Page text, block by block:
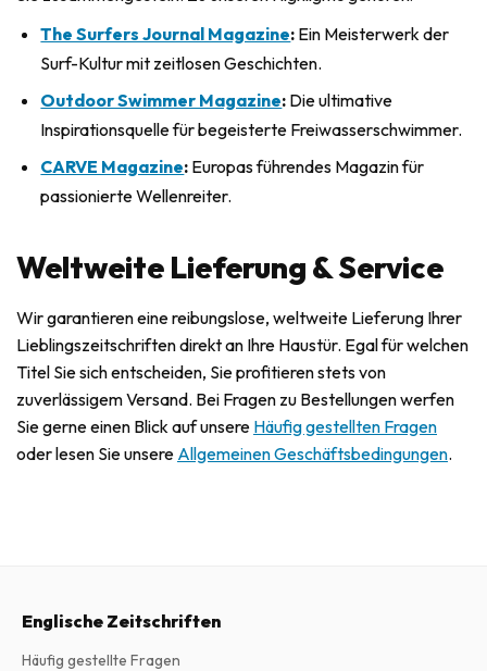
The Surfers Journal Magazine: Ein Meisterwerk der
Surf-Kultur mit zeitlosen Geschichten.
Outdoor Swimmer Magazine: Die ultimative
Inspirationsquelle für begeisterte Freiwasserschwimmer.
CARVE Magazine: Europas führendes Magazin für
passionierte Wellenreiter.
Weltweite Lieferung & Service
Wir garantieren eine reibungslose, weltweite Lieferung Ihrer
Lieblingszeitschriften direkt an Ihre Haustür. Egal für welchen
Titel Sie sich entscheiden, Sie profitieren stets von
zuverlässigem Versand. Bei Fragen zu Bestellungen werfen
Sie gerne einen Blick auf unsere Häufig gestellten Fragen
oder lesen Sie unsere Allgemeinen Geschäftsbedingungen.
Englische Zeitschriften
Häufig gestellte Fragen